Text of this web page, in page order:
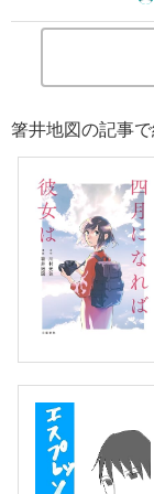
箸井地図の記事